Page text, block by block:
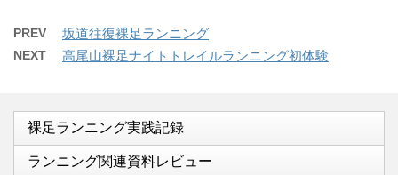
PREV 坂道往復裸足ランニング
NEXT 高尾山裸足ナイトトレイルランニング初体験
裸足ランニング実践記録
ランニング関連資料レビュー